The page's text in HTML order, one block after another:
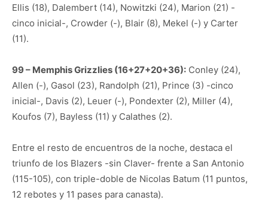
Ellis (18), Dalembert (14), Nowitzki (24), Marion (21) -
cinco inicial-, Crowder (-), Blair (8), Mekel (-) y Carter
(11).
99 – Memphis Grizzlies (16+27+20+36): Conley (24),
Allen (-), Gasol (23), Randolph (21), Prince (3) -cinco
inicial-, Davis (2), Leuer (-), Pondexter (2), Miller (4),
Koufos (7), Bayless (11) y Calathes (2).
Entre el resto de encuentros de la noche, destaca el
triunfo de los Blazers -sin Claver- frente a San Antonio
(115-105), con triple-doble de Nicolas Batum (11 puntos,
12 rebotes y 11 pases para canasta).